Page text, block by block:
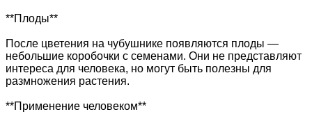
**Плоды**
После цветения на чубушнике появляются плоды —
небольшие коробочки с семенами. Они не представляют
интереса для человека, но могут быть полезны для
размножения растения.
**Применение человеком**